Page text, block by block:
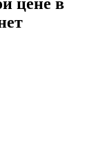
цене в